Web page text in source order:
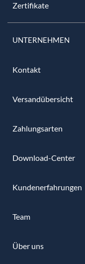
Zertifikate
UNTERNEHMEN
Kontakt
Versandübersicht
Zahlungsarten
Download-Center
Kundenerfahrungen
Team
Über uns